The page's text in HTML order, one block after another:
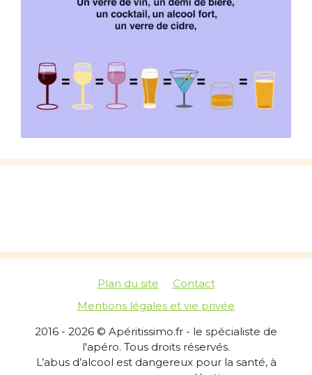
Plan du site
Contact
Mentions légales et vie privée
2016 - 2026 © Apéritissimo.fr - le spécialiste de
l'apéro. Tous droits réservés.
L’abus d’alcool est dangereux pour la santé, à